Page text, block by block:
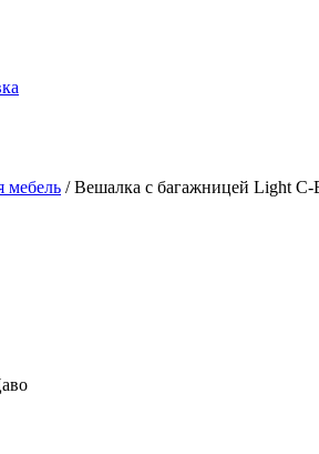
мебель / Вешалка с багажницей Light